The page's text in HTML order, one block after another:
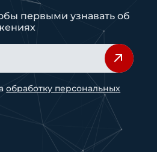
первыми узнавать об
обработку персональных